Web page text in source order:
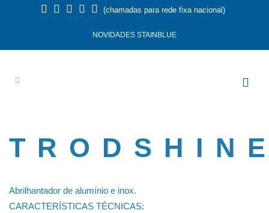
(chamadas para rede fixa nacional)
NOVIDADES STAINBLUE
Abrilhantador de alumínio e inox.
CARACTERÍSTICAS TÉCNICAS: